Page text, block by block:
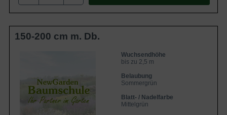
150-200 cm m. Db.
Wuchsendhöhe
bis zu 2,5 m
Belaubung
Sommergrün
Blatt- / Nadelfarbe
Mittelgrün